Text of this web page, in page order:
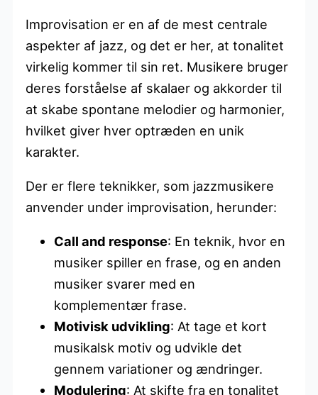
Improvisation er en af de mest centrale
aspekter af jazz, og det er her, at tonalitet
virkelig kommer til sin ret. Musikere bruger
deres forståelse af skalaer og akkorder til
at skabe spontane melodier og harmonier,
hvilket giver hver optræden en unik
karakter.
Der er flere teknikker, som jazzmusikere
anvender under improvisation, herunder:
Call and response: En teknik, hvor en
musiker spiller en frase, og en anden
musiker svarer med en
komplementær frase.
Motivisk udvikling: At tage et kort
musikalsk motiv og udvikle det
gennem variationer og ændringer.
Modulering: At skifte fra en tonalitet